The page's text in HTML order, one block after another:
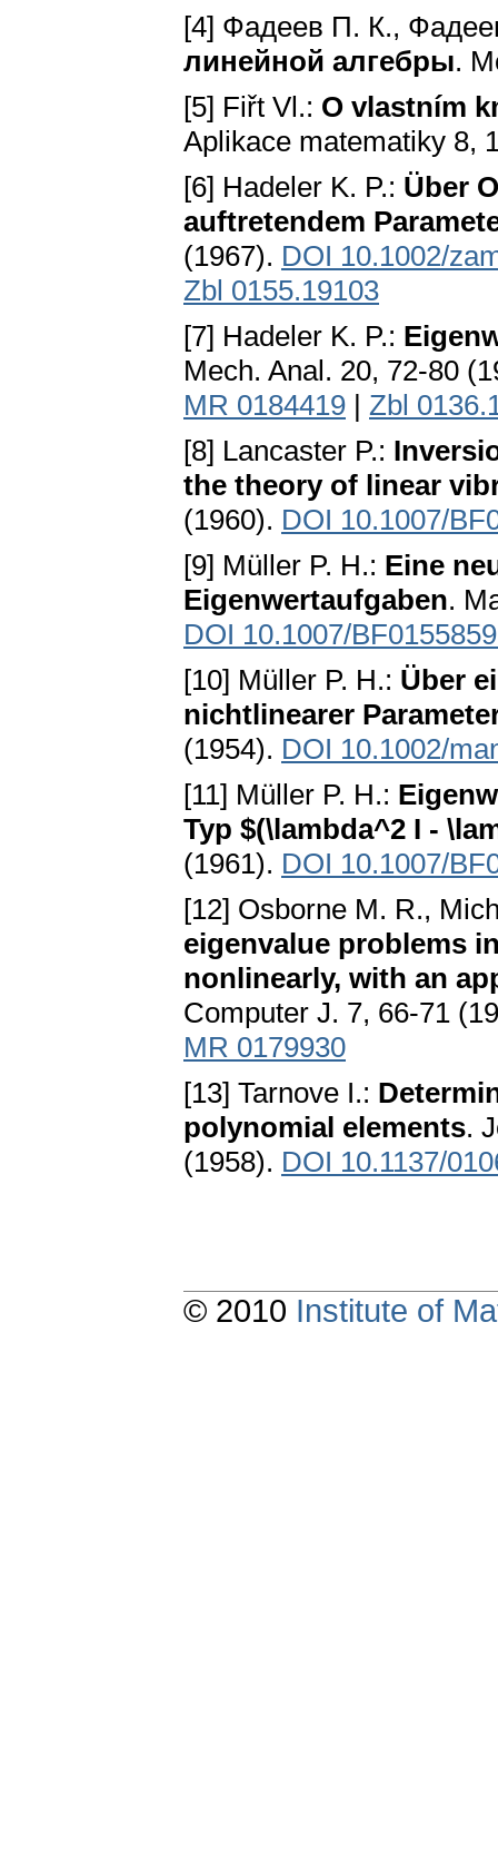
[4] Фадеев П. К.,
линейной алгебры.
[5] Fiřt Vl.: О vlastním
Aplikace matematiky 8,
[6] Hadeler K. P.: Über
auftretendem
(1967). DOI 10.1002/
Zbl 0155.19103
[7] Hadeler K. P.:
Mech. Anal. 20, 72-80
MR 0184419 | Zbl
[8] Lancaster P.:
the theory of linear
(1960). DOI 10.1007/
[9] Müller P. H.: Eine
Eigenwertaufgaben.
DOI 10.1007/
[10] Müller P. H.: Über
nichtlinearer
(1954). DOI 10.1002/
[11] Müller P. H.:
Typ $(\lambda^2 I -
(1961). DOI 10.1007/
[12] Osborne M. R.,
eigenvalue problems
nonlinearly, with an
Computer J. 7, 66-71
MR 0179930
[13] Tarnove I.:
polynomial elements.
(1958). DOI 10.1137/
© 2010 Institute of